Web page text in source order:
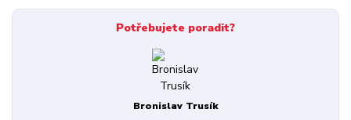
Potřebujete poradit?
Bronislav Trusík